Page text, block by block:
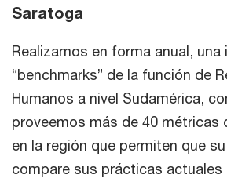
Saratoga
Realizamos en forma anual,
“benchmarks” de la función de
Humanos a nivel Sudamérica,
proveemos más de 40 métricas
en la región que permiten que
compare sus prácticas actuales